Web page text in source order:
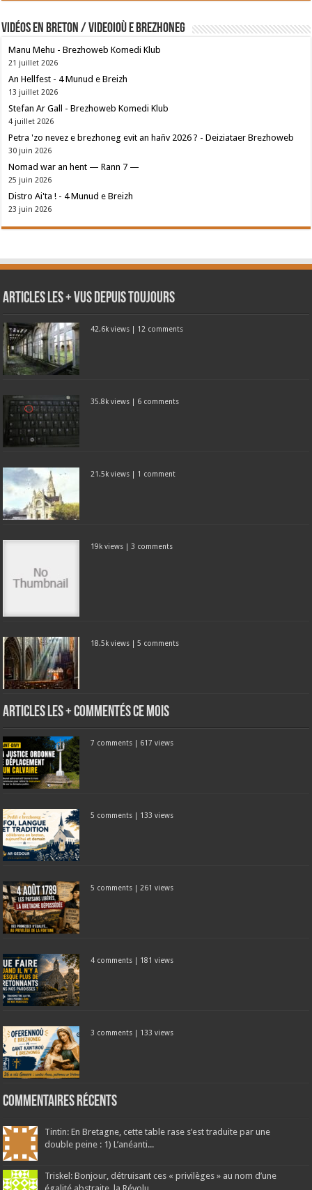
Vidéos en breton / Videoioù e brezhoneg
Manu Mehu - Brezhoweb Komedi Klub
21 juillet 2026
An Hellfest - 4 Munud e Breizh
13 juillet 2026
Stefan Ar Gall - Brezhoweb Komedi Klub
4 juillet 2026
Petra 'zo nevez e brezhoneg evit an hañv 2026 ? - Deiziataer Brezhoweb
30 juin 2026
Nomad war an hent — Rann 7 —
25 juin 2026
Distro Ai'ta ! - 4 Munud e Breizh
23 juin 2026
Articles les + vus depuis toujours
42.6k views | 12 comments
35.8k views | 6 comments
21.5k views | 1 comment
19k views | 3 comments
18.5k views |5 comments
Articles les + commentés ce mois
7 comments | 617 views
5 comments | 133 views
5 comments | 261 views
4 comments | 181 views
3 comments | 133 views
Commentaires récents
Tintin: En Bretagne, cette table rase s’est traduite par une
double peine : 1) L’anéanti...
Triskel: Bonjour, détruisant ces « privilèges » au nom d’une